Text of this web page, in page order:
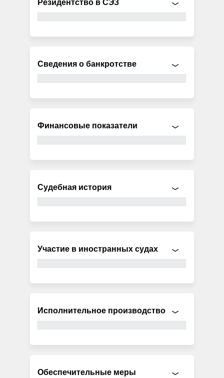
Резидентство в СЭЗ
Сведения о банкротстве
Финансовые показатели
Судебная история
Участие в иностранных судах
Исполнительное производство
Обеспечительные меры